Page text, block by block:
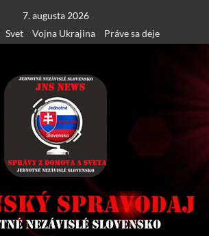
7. augusta 2026
Svet Vojna Ukrajina Práve sa deje